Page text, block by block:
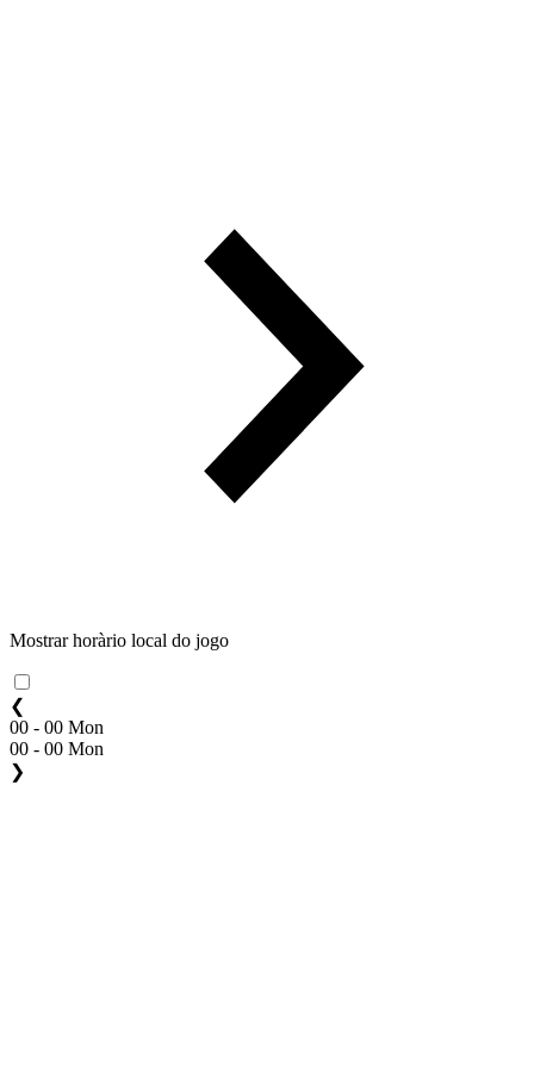
Mostrar horàrio local do jogo
❮
00 - 00 Mon
00 - 00 Mon
❯